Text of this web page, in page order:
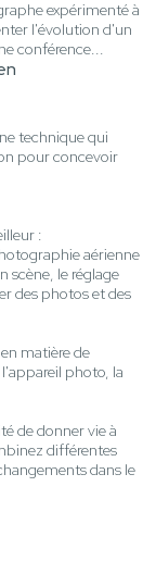
expérimenté à
l'évolution d'un
conférence...
technique qui
pour concevoir
:
aérienne
scène, le réglage
des photos et des
matière de
photo, la
de donner vie à
différentes
dans le